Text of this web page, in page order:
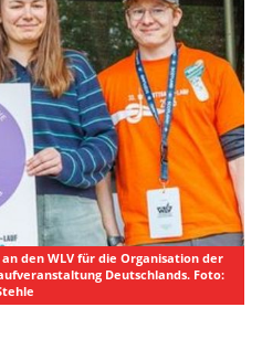
den WLV für die Organisation der
Deutschlands. Foto: